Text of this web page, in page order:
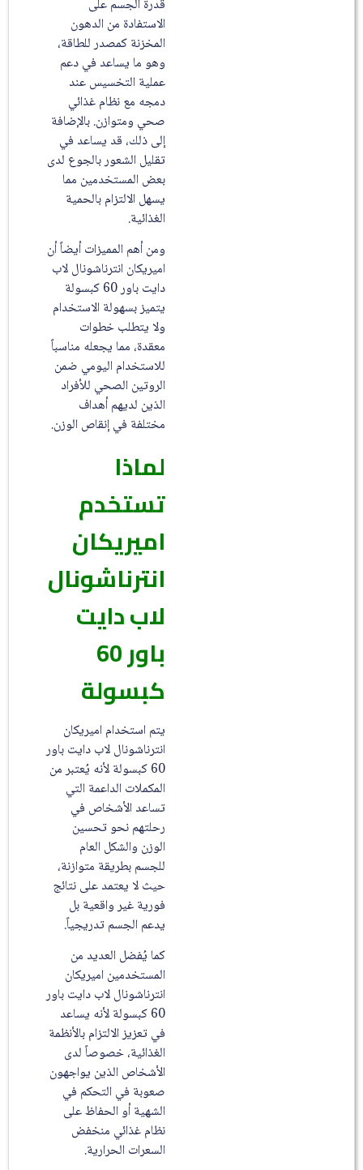
قدرة الجسم على
الاستفادة من الدهون
المخزنة كمصدر للطاقة،
وهو ما يساعد في دعم
عملية التخسيس عند
دمجه مع نظام غذائي
صحي ومتوازن. بالإضافة
إلى ذلك، قد يساعد في
تقليل الشعور بالجوع لدى
بعض المستخدمين مما
يسهل الالتزام بالحمية
الغذائية.
ومن أهم المميزات أيضاً أن
اميريكان انترناشونال لاب
دايت باور 60 كبسولة
يتميز بسهولة الاستخدام
ولا يتطلب خطوات
معقدة، مما يجعله مناسباً
للاستخدام اليومي ضمن
الروتين الصحي للأفراد
الذين لديهم أهداف
مختلفة في إنقاص الوزن.
لماذا
تستخدم
اميريكان
انترناشونال
لاب دايت
باور 60
كبسولة
يتم استخدام اميريكان
انترناشونال لاب دايت باور
60 كبسولة لأنه يُعتبر من
المكملات الداعمة التي
تساعد الأشخاص في
رحلتهم نحو تحسين
الوزن والشكل العام
للجسم بطريقة متوازنة،
حيث لا يعتمد على نتائج
فورية غير واقعية بل
يدعم الجسم تدريجياً.
كما يُفضل العديد من
المستخدمين اميريكان
انترناشونال لاب دايت باور
60 كبسولة لأنه يساعد
في تعزيز الالتزام بالأنظمة
الغذائية، خصوصاً لدى
الأشخاص الذين يواجهون
صعوبة في التحكم في
الشهية أو الحفاظ على
نظام غذائي منخفض
السعرات الحرارية.